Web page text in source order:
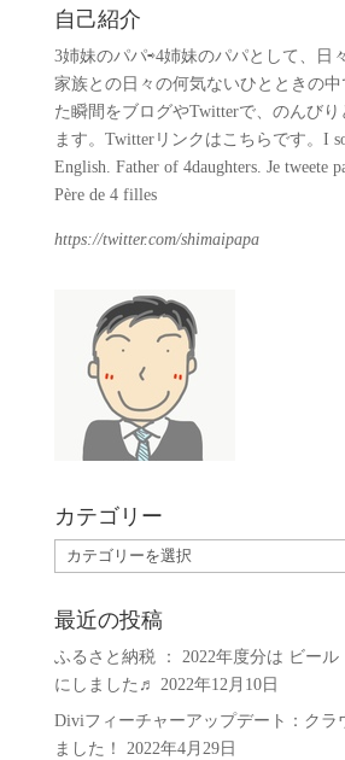
自己紹介
3姉妹のパパ⇨4姉妹のパパとして、日
家族との日々の何気ないひとときの
た瞬間をブログやTwitterで、のんびり
ます。Twitterリンクはこちらです。I
English. Father of 4daughters. Je tweete
Père de 4 filles
https://twitter.com/shimaipapa
カテゴリー
カ
ゴ
リ
ー
最近の投稿
ふるさと納税 ： 2022年度分は ビール
にしました♬ 2022年12月10日
Diviフィーチャーアップデート：クラ
ました！
2022年4月29日